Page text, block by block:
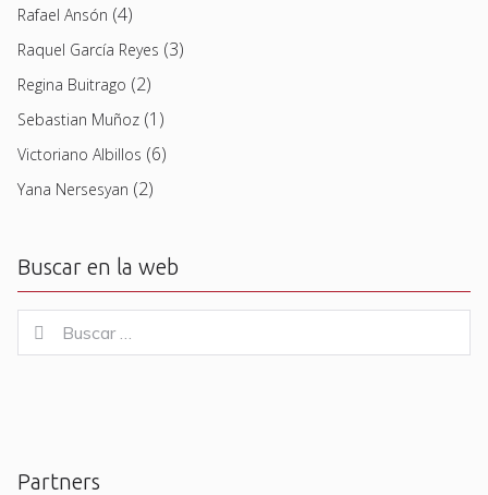
Rafael Ansón (4)
Raquel García Reyes (3)
Regina Buitrago (2)
Sebastian Muñoz (1)
Victoriano Albillos (6)
Yana Nersesyan (2)
Buscar en la web
for:
Buscar
Partners